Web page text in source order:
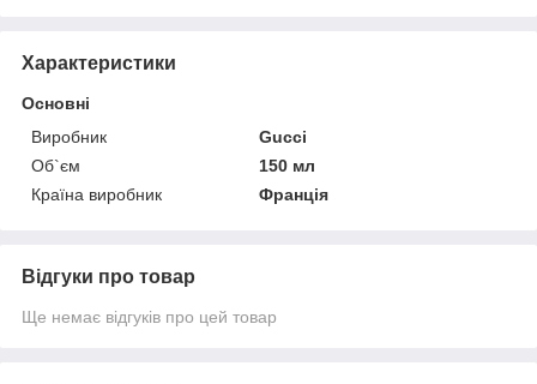
Характеристики
Основні
Виробник
Gucci
Об`єм
150 мл
Країна виробник
Франція
Відгуки про товар
Ще немає відгуків про цей товар